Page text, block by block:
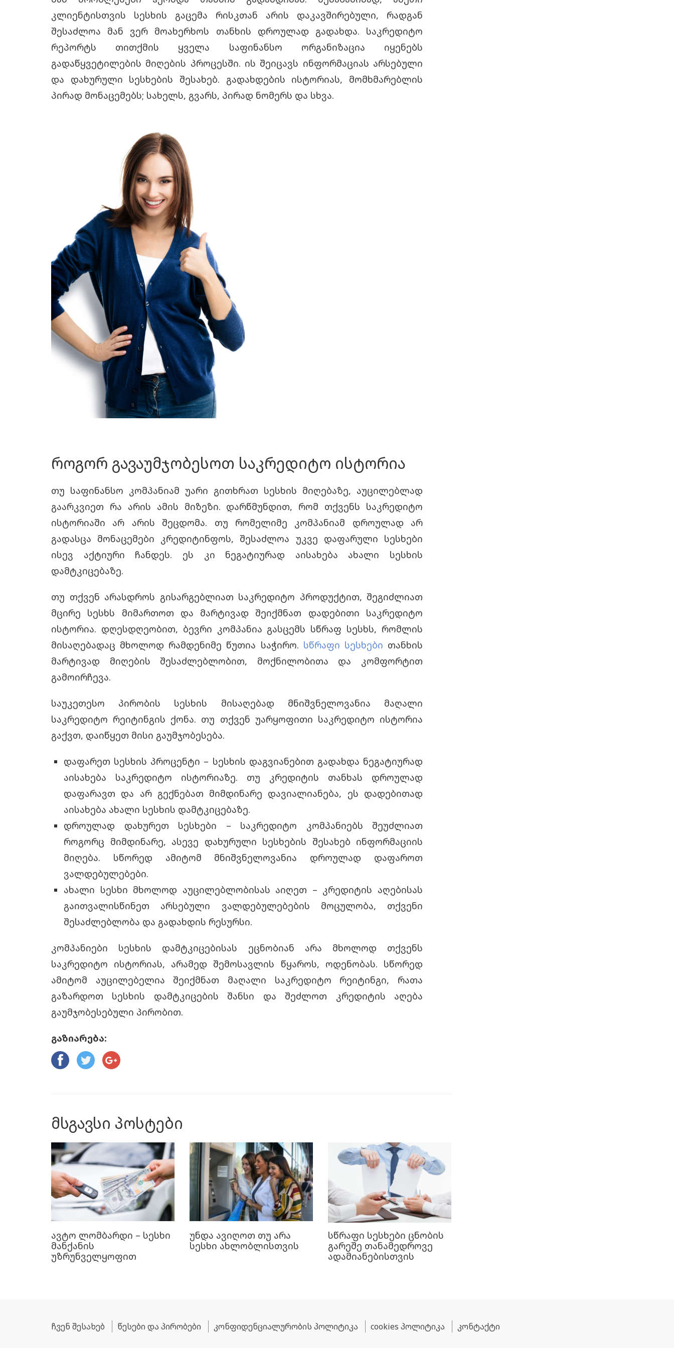
კლიენტისთვის სესხის გაცემა რისკთან არის დაკავშირებული, რადგან
შესაძლოა მან ვერ მოახერხოს თანხის დროულად გადახდა. საკრედიტო
რეპორტს თითქმის ყველა საფინანსო ორგანიზაცია იყენებს
გადაწყვეტილების მიღების პროცესში. ის შეიცავს ინფორმაციას არსებული
და დახურული სესხების შესახებ. გადახდების ისტორიას, მომხმარებლის
პირად მონაცემებს; სახელს, გვარს, პირად ნომერს და სხვა.
როგორ გავაუმჯობესოთ საკრედიტო ისტორია
თუ საფინანსო კომპანიამ უარი გითხრათ სესხის მიღებაზე, აუცილებლად
გაარკვიეთ რა არის ამის მიზეზი. დარწმუნდით, რომ თქვენს საკრედიტო
ისტორიაში არ არის შეცდომა. თუ რომელიმე კომპანიამ დროულად არ
გადასცა მონაცემები კრედიტინფოს, შესაძლოა უკვე დაფარული სესხები
ისევ აქტიური ჩანდეს. ეს კი ნეგატიურად აისახება ახალი სესხის
დამტკიცებაზე.
თუ თქვენ არასდროს გისარგებლიათ საკრედიტო პროდუქტით, შეგიძლიათ
მცირე სესხს მიმართოთ და მარტივად შეიქმნათ დადებითი საკრედიტო
ისტორია. დღესდღეობით, ბევრი კომპანია გასცემს სწრაფ სესხს, რომლის
მისაღებადაც მხოლოდ რამდენიმე წუთია საჭირო. სწრაფი სესხები თანხის
მარტივად მიღების შესაძლებლობით, მოქნილობითა და კომფორტით
გამოირჩევა.
საუკეთესო პირობის სესხის მისაღებად მნიშვნელოვანია მაღალი
საკრედიტო რეიტინგის ქონა. თუ თქვენ უარყოფითი საკრედიტო ისტორია
გაქვთ, დაიწყეთ მისი გაუმჯობესება.
დაფარეთ სესხის პროცენტი – სესხის დაგვიანებით გადახდა ნეგატიურად
აისახება საკრედიტო ისტორიაზე. თუ კრედიტის თანხას დროულად
დაფარავთ და არ გექნებათ მიმდინარე დავიალიანება, ეს დადებითად
აისახება ახალი სესხის დამტკიცებაზე.
დროულად დახურეთ სესხები – საკრედიტო კომპანიებს შეუძლიათ
როგორც მიმდინარე, ასევე დახურული სესხების შესახებ ინფორმაციის
მიღება. სწორედ ამიტომ მნიშვნელოვანია დროულად დაფაროთ
ვალდებულებები.
ახალი სესხი მხოლოდ აუცილებლობისას აიღეთ – კრედიტის აღებისას
გაითვალისწინეთ არსებული ვალდებულებების მოცულობა, თქვენი
შესაძლებლობა და გადახდის რესურსი.
კომპანიები სესხის დამტკიცებისას ეცნობიან არა მხოლოდ თქვენს
საკრედიტო ისტორიას, არამედ შემოსავლის წყაროს, ოდენობას. სწორედ
ამიტომ აუცილებელია შეიქმნათ მაღალი საკრედიტო რეიტინგი, რათა
გაზარდოთ სესხის დამტკიცების შანსი და შეძლოთ კრედიტის აღება
გაუმჯობესებული პირობით.
გაზიარება:
მსგავსი პოსტები
ავტო ლომბარდი – სესხი
მანქანის
უზრუნველყოფით
უნდა ავიღოთ თუ არა
სესხი ახლობლისთვის
სწრაფი სესხები ცნობის
გარეშე თანამედროვე
ადამიანებისთვის
ჩვენ შესახებ წესები და პირობები კონფიდენციალურობის პოლიტიკა cookies პოლიტიკა კონტაქტი